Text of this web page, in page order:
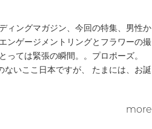
ングマガジン、今回の特集、男性か
ンゲージメントリングとフラワーの撮
っては緊張の瞬間。。プロポーズ。
いここ日本ですが、 たまには、お誕
more